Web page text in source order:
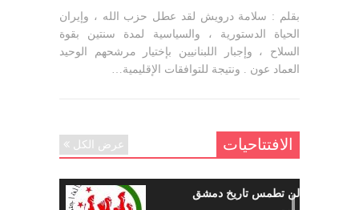
بقلم : سلامة درويش لقد عطل حزب الله ، وإيران
الحياة الدستورية ، والسياسية لمدة سنتين بقوة
السلاح ، وإجبار اللبنانيين بإختيار مرشحهم الوحيد
العماد عون . ونتيجة للتوافقات الإقليمية…
الافتتاحيات عرض الكل
حرائقكم لن تطمس تاريخ دمشق